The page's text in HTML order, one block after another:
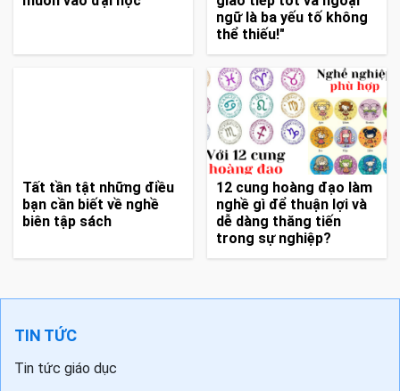
"Khả năng thích nghi,
giao tiếp tốt và ngoại
ngữ là ba yếu tố không
thể thiếu!"
bạn cần biết về nghề
biên tập sách